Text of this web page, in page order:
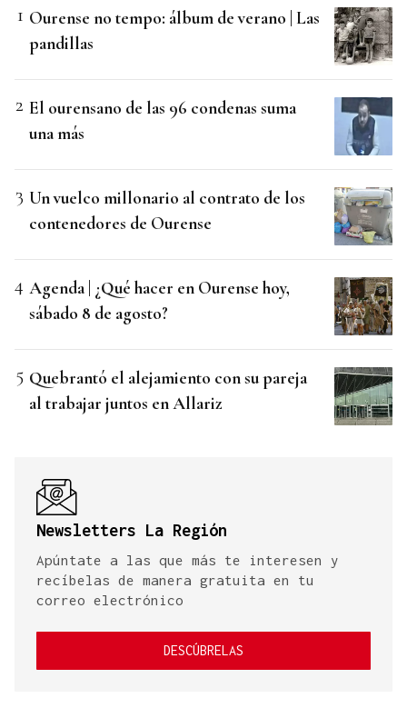
Ourense no tempo: álbum de verano | Las
pandillas
El ourensano de las 96 condenas suma
una más
Un vuelco millonario al contrato de los
contenedores de Ourense
Agenda | ¿Qué hacer en Ourense hoy,
sábado 8 de agosto?
Quebrantó el alejamiento con su pareja
al trabajar juntos en Allariz
Newsletters La Región
Apúntate a las que más te interesen y
recíbelas de manera gratuita en tu
correo electrónico
DESCÚBRELAS